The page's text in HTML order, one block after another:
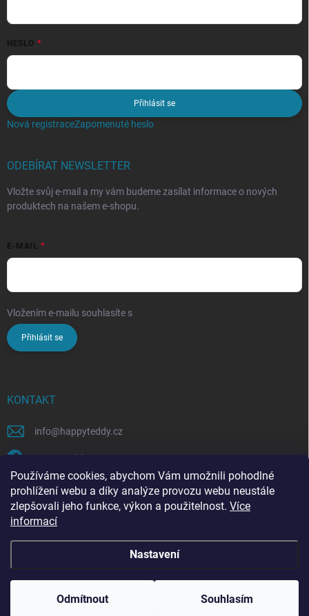
Používáme cookies, abychom Vám umožnili pohodlné
prohlížení webu a díky analýze provozu webu neustále
zlepšovali jeho funkce, výkon a použitelnost. Více
informací
Nastavení
Odmítnout Souhlasím
HESLO
Přihlásit se
Nová registraceZapomenuté heslo
ODEBÍRAT NEWSLETTER
Vložte svůj e-mail a my vám budeme zasílat informace o nových
produktech na našem e-shopu.
E-MAIL
Vložením e-mailu souhlasíte s
Přihlásit se
KONTAKT
info@happyteddy.cz
HappyTeddy
happyteddy.cz
Copyright 2026 . Všechna práva vyhrazena.